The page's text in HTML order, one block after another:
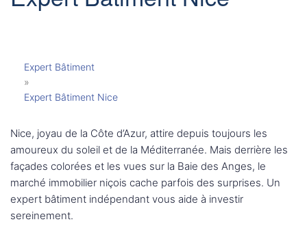
Expert Bâtiment
»
Expert Bâtiment Nice
Nice, joyau de la Côte d’Azur, attire depuis toujours les
amoureux du soleil et de la Méditerranée. Mais derrière les
façades colorées et les vues sur la Baie des Anges, le
marché immobilier niçois cache parfois des surprises. Un
expert bâtiment indépendant vous aide à investir
sereinement.